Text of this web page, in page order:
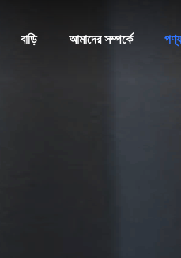
বাড়ি আমাদের সম্পর্কে পণ্য